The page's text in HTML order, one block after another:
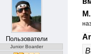
Пользователи
Junior Boarder